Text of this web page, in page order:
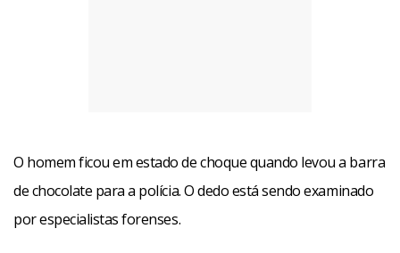
O homem ficou em estado de choque quando levou a barra
de chocolate para a polícia. O dedo está sendo examinado
por especialistas forenses.